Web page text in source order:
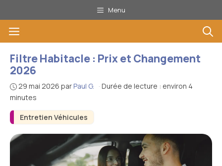
au
contenu
Menu
Menu
Entretien Véhicules
Filtre Habitacle : Prix et Changement
2026
29 mai 2026 par Paul G. · Durée de lecture : environ 4
minutes